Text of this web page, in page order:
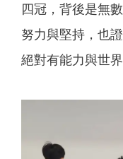
四冠，背後是無
努力與堅持，也
絕對有能力與世界